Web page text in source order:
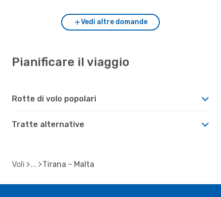
Vedi altre domande
Pianificare il viaggio
Rotte di volo popolari
Tratte alternative
Voli Tirana - Malta